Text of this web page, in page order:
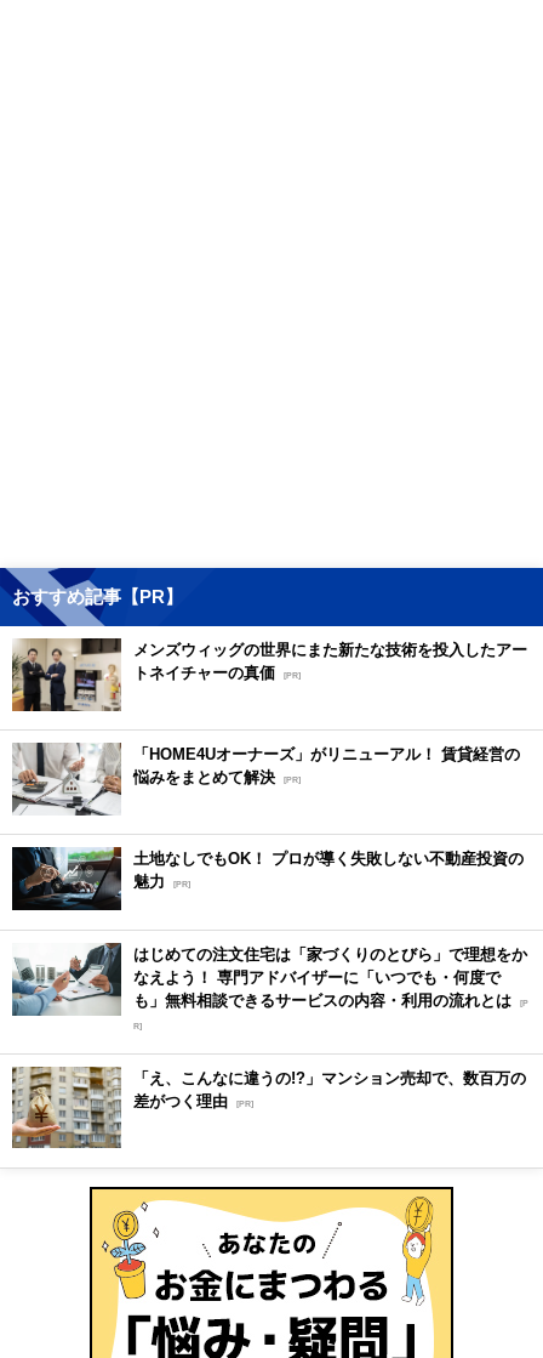
おすすめ記事【PR】
メンズウィッグの世界にまた新たな技術を投入したアー
トネイチャーの真価 [PR]
「HOME4Uオーナーズ」がリニューアル！ 賃貸経営の
悩みをまとめて解決 [PR]
土地なしでもOK！ プロが導く失敗しない不動産投資の
魅力
[PR]
はじめての注文住宅は「家づくりのとびら」で理想をか
なえよう！ 専門アドバイザーに「いつでも・何度で
も」無料相談できるサービスの内容・利用の流れとは [P
R]
「え、こんなに違うの!?」マンション売却で、数百万の
差がつく理由 [PR]